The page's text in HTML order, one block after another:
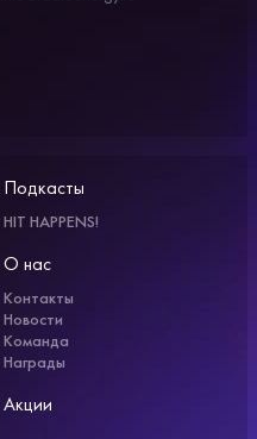
Подкасты
HIT HAPPENS!
О нас
Контакты
Новости
Команда
Награды
Акции